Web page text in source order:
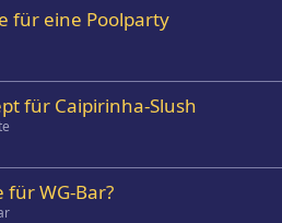
für eine Poolparty
für Caipirinha-Slush
für WG-Bar?